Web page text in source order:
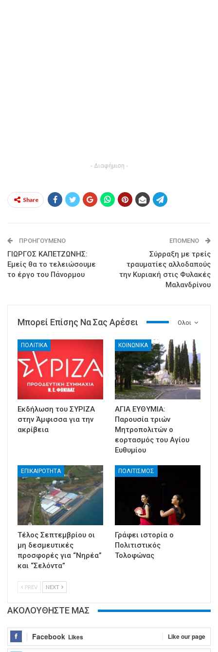
- Διαφήμιση -
Share
ΠΡΟΗΓΟΎΜΕΝΟ
ΓΙΩΡΓΟΣ ΚΑΠΕΤΖΩΝΗΣ:
Εμείς θα το τελειώσουμε
το έργο του Πάνορμου
ΕΠΌΜΕΝΟ
Σύρραξη με τρείς
τραυματίες αλλοδαπούς
την Κυριακή στις Φυλακές
Μαλανδρίνου
Ολοι
Μπορεί Επίσης Να Σας Αρέσει
ΠΟΛΙΤΙΚΑ
Εκδήλωση του ΣΥΡΙΖΑ
στην Άμφισσα για την
ακρίβεια
ΚΟΙΝΩΝΙΚΑ
ΑΓΙΑ ΕΥΘΥΜΙΑ:
Παρουσία τριών
Μητροπολιτών ο
εορτασμός του Αγίου
Ευθυμίου
ΕΠΙΚΑΙΡΟΤΗΤΑ
Τέλος Σεπτεμβρίου οι
μη δεσμευτικές
προσφορές για “Νηρέα”
και “Σελόντα”
ΠΟΛΙΤΙΣΜΟΣ
Γράφει ιστορία ο
Πολιτιστικός
Τολοφώνας
PREV NEXT
ΑΚΟΛΟΥΘΗΣΤΕ ΜΑΣ
Facebook Likes Like our page